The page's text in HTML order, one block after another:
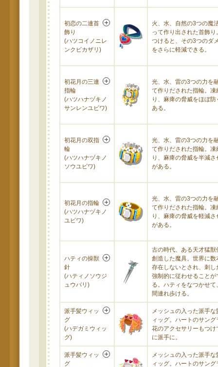
初恋の二連首
飾り
(ハツコイノニレ
ンクビカザリ)
火、水、自然の3つの魔
って作り出された首飾り
つけると、その3つのダ
をさらに軽減できる。
初花月の三連
指輪
(ハツハナヅキノ
サンレンユビワ)
光、水、雷の3つの力を
て作りだされた指輪。凍
り、麻痺の脅威をほぼ防
ある。
初花月の双指
輪
(ハツハナヅキノ
ソウユビワ)
光、水、雷の3つの力を
て作りだされた指輪。凍
り、麻痺の脅威を半減さ
がある。
初花月の指輪
(ハツハナヅキノ
ユビワ)
光、水、雷の3つの力を
て作りだされた指輪。凍
り、麻痺の脅威を軽減さ
がある。
ハティの操獣
針
(ハティノソウジ
ュウバリ)
古の時代、ある天才猛獣
創造した魔具。世界に数
存在しないとされ、刺し
強制的に従わせることが
る。ハティをなつかせて
間連れ歩ける。
派手髪ウィッ
グ
(ハデガミウィッ
グ)
メッシュの入った派手な
ィッグ。ハートのサング
花のアクセサリーもつけ
に派手に。
派手髪ウィッ
グ
メッシュの入った派手な
ィッグ。ハートのサング